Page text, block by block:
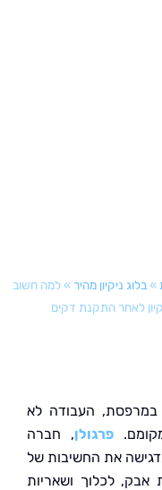
מהיר »למה חשוב
התקנת דקים
העבודה לא
, חברה
החשיבות של
ושאריות